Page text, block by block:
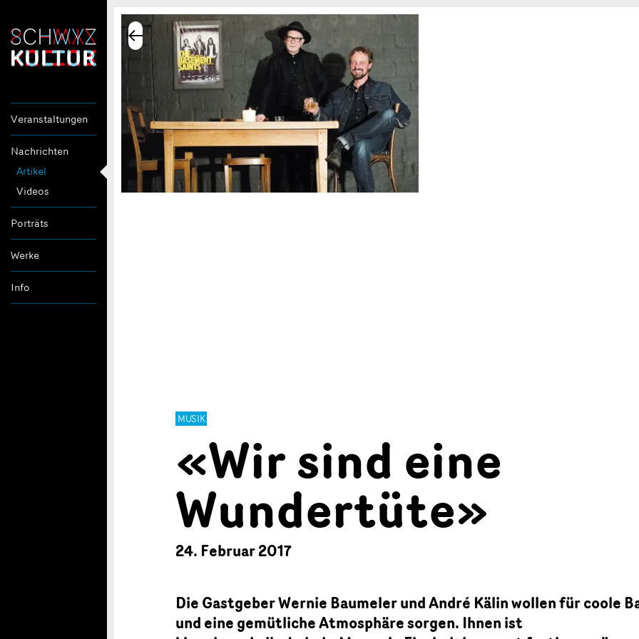
Veranstaltungen
Nachrichten
Artikel
Videos
Porträts
Werke
Info
MUSIK
«Wir sind eine
Wundertüte»
24. Februar 2017
Die Gastgeber Wernie Baumeler und André Kälin wollen für coole
und eine gemütliche Atmosphäre sorgen. Ihnen ist